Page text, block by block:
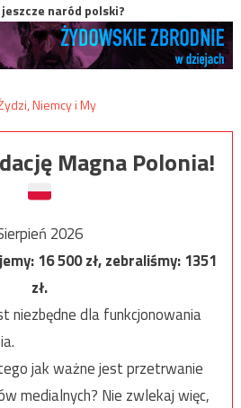
naród polski?
Magna Polonia!
2026
16 500zł, zebraliśmy:1351
zł.
niezbędne dla funkcjonowania
jak ważne jest przetrwanie
medialnych? Nie zwlekaj więc,